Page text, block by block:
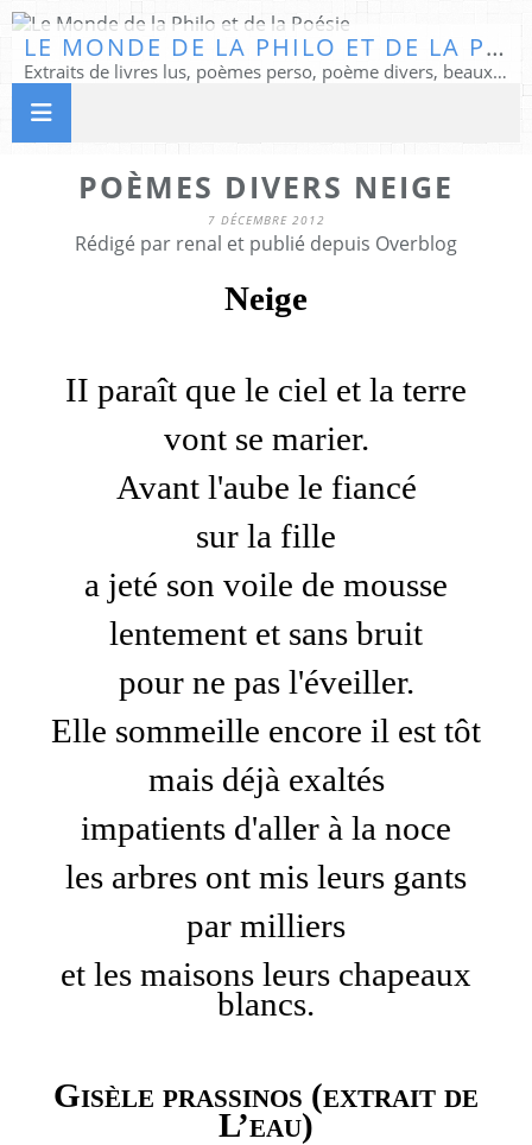
LE MONDE DE LA PHILO ET DE LA POÉSIE
Extraits de livres lus, poèmes perso, poème divers, beaux textes...
POÈMES DIVERS NEIGE
7 DÉCEMBRE 2012
Rédigé par renal et publié depuis Overblog
Neige
II paraît que le ciel et la terre
vont se marier.
Avant l'aube le fiancé
sur la fille
a jeté son voile de mousse
lentement et sans bruit
pour ne pas l'éveiller.
Elle sommeille encore il est tôt
mais déjà exaltés
impatients d'aller à la noce
les arbres ont mis leurs gants
par milliers
et les maisons leurs chapeaux
blancs.
Gisèle prassinos (extrait de
L’eau)